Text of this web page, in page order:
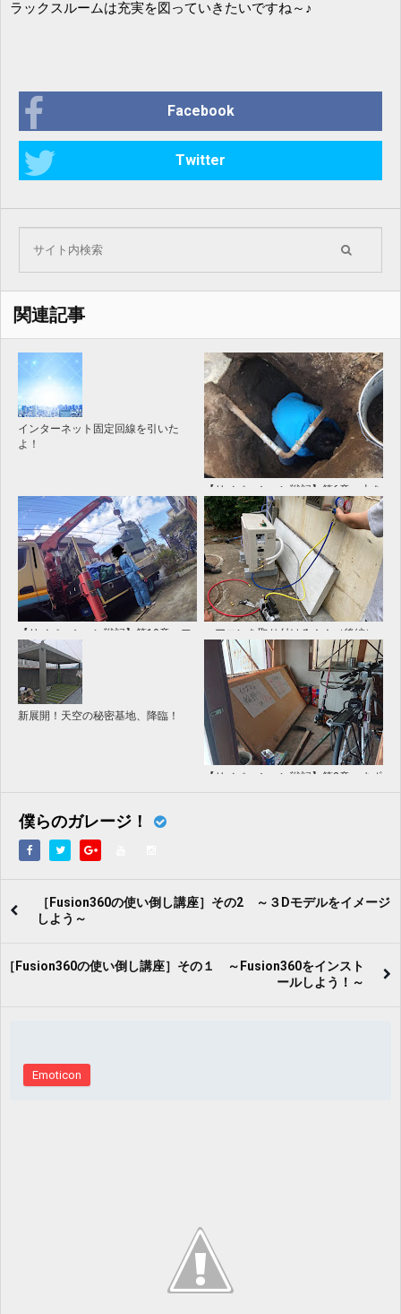
ラックスルームは充実を図っていきたいですね～♪
Facebook
Twitter
関連記事
インターネット固定回線を引いた
よ！
【リノベーション戦記】第6章：土を
掘り起こせ！
【リノベーション戦記】第10章：フ
ライス盤を、先走って搬入だ！
エアコンを取り付けろ！！（後編）
新展開！天空の秘密基地、降臨！
【リノベーション戦記】第3章：まず
は荷物を片付けよ！
僕らのガレージ！
［Fusion360の使い倒し講座］その2 ～３Dモデルをイメージ
しよう～
［Fusion360の使い倒し講座］その１ ～Fusion360をインスト
ールしよう！～
Emoticon